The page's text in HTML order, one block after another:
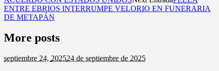
ENTRE EBRIOS INTERRUMPE VELORIO EN FUNERARIA
DE METAPÁN
More posts
septiembre 24, 202524 de septiembre de 2025